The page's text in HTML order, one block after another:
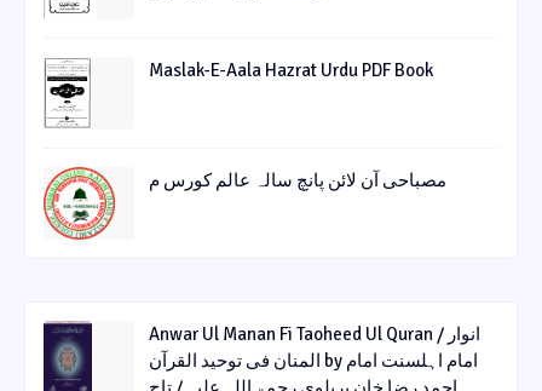
Maslak-E-Aala Hazrat Urdu PDF Book
مصباحی آن لائن پانچ سالہ عالم کورس م
Anwar Ul Manan Fi Taoheed Ul Quran / انوار
المنان فی توحید القرآن by امام اہلسنت امام